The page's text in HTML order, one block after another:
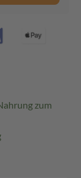
zum